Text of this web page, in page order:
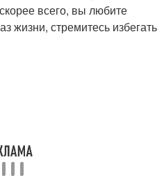
всего, вы любите
жизни, стремитесь избегать